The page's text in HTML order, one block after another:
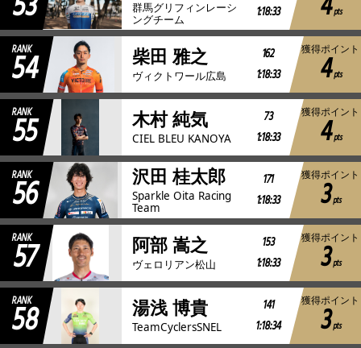
群馬グリフィンレーシ
ングチーム
1:18:33
pts
RANK
54 柴田 雅之
ヴィクトワール広島
162
1:18:33
獲得ポイント
4 pts
RANK
55 木村 純気
CIEL BLEU KANOYA
73
1:18:33
獲得ポイント
4 pts
RANK
56 沢田 桂太郎
Sparkle Oita Racing
Team
171
1:18:33
獲得ポイント
3pts
RANK
57 阿部 嵩之
ヴェロリアン松山
153
1:18:33
獲得ポイント
3pts
RANK
58 湯浅 博貴
TeamCyclersSNEL
141
1:18:34
獲得ポイント
3pts